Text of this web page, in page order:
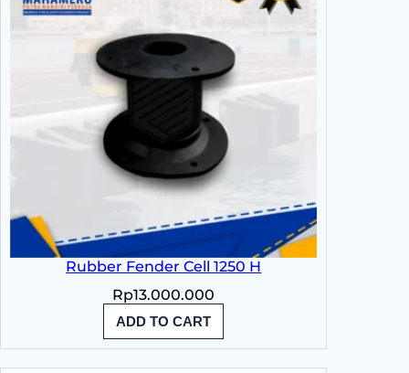
Rubber Fender Cell 1250 H
Rp13.000.000
ADD TO CART